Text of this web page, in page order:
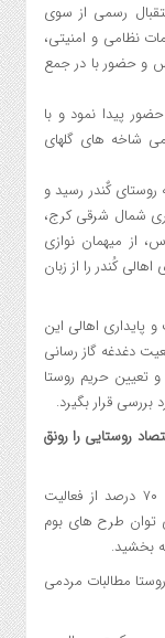
رسمی از سوی
نظامی و امنیتی،
و حضور با در جمع
پیدا نمود و با
شاخه های گلهای
کٌندر رسید و
خونگرم این منطقه در ۶ کیلومتری شمال شرقی کرج،
از میهمان نوازی
کُندر را از زبان
پایداری اهالی این
دغدغه گاز رسانی
تعیین حریم روستا
قرار بگیرد.
روستایی را رونق
وی با بیان اینکه شغل اصلی مردم کُندر و حدود ۷۰ درصد از فعالیت
توان طرح های بوم
بخشید.
مطالبات مردمی